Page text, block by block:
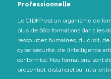
Professionnelle
Le CIDFP est un organisme de
plus de 680 formations dans les
ressources humaines, du droit,
cybersécurité, de l’intelligence
conformité. Nos formations sont
présentiel, distanciel ou intra-